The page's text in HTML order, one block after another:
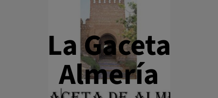
La Gaceta
Almería